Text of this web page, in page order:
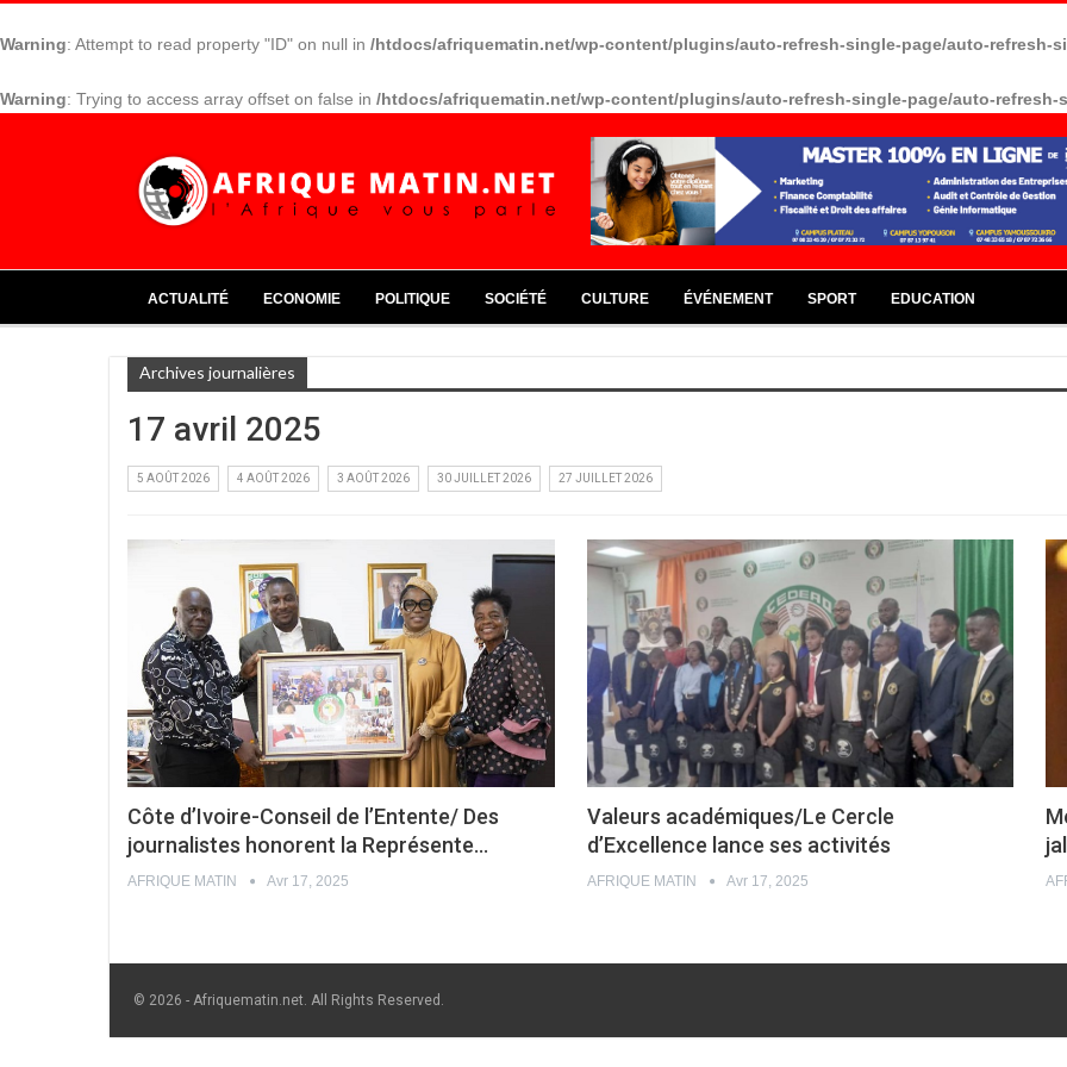
Warning: Attempt to read property "ID" on null in /htdocs/afriquematin.net/wp-content/plugins/auto-refresh-single-page/auto-refresh-
Warning: Trying to access array offset on false in /htdocs/afriquematin.net/wp-content/plugins/auto-refresh-single-page/auto-refresh-
ACTUALITÉ ECONOMIE POLITIQUE SOCIÉTÉ CULTURE ÉVÉNEMENT SPORT EDUCATION
Archives journalières
17 avril 2025
5 AOÛT 2026 4 AOÛT 2026 3 AOÛT 2026 30 JUILLET 2026 27 JUILLET 2026
Côte d’Ivoire-Conseil de l’Entente/ Des
journalistes honorent la Représente…
AFRIQUE MATIN Avr 17, 2025
Valeurs académiques/Le Cercle
d’Excellence lance ses activités
AFRIQUE MATIN Avr 17, 2025
© 2026 - Afriquematin.net. All Rights Reserved.